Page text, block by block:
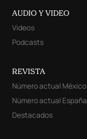
AUDIO Y VIDEO
Videos
Podcasts
REVISTA
Número actual México
Número actual España
Destacados